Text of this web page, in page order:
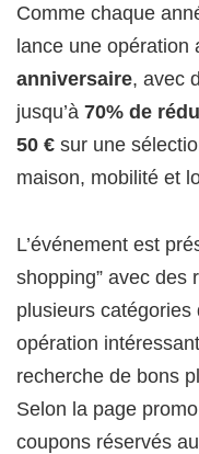
Comme chaque
lance une opération
anniversaire, avec
jusqu’à 70% de
50 € sur une
maison, mobilité et
L’événement est
shopping” avec des
plusieurs
opération
recherche de bons
Selon la page
coupons réservés